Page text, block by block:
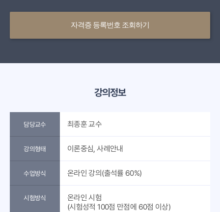
자격증 등록번호 조회하기
강의정보
담당교수 최종훈 교수
강의형태 이론중심, 사례안내
수업방식 온라인 강의(출석률 60%)
시험방식
온라인 시험
(시험성적 100점 만점에 60점 이상)